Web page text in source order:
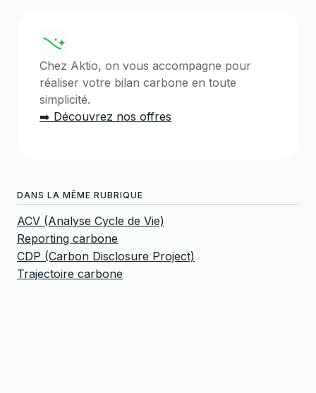
Chez Aktio, on vous accompagne pour
réaliser votre bilan carbone en toute
simplicité.
➡️ Découvrez nos offres
DANS LA MÊME RUBRIQUE
ACV (Analyse Cycle de Vie)
Reporting carbone
CDP (Carbon Disclosure Project)
Trajectoire carbone